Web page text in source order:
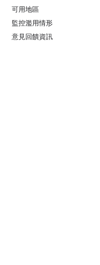
可用地區
監控濫用情形
意見回饋資訊